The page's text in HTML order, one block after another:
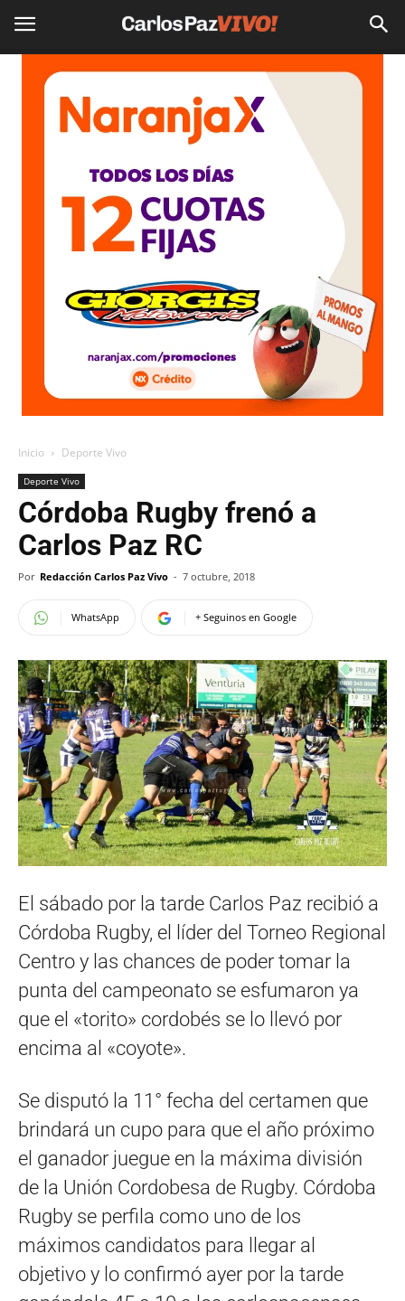
Inicio Deporte Vivo
Deporte Vivo
Córdoba Rugby frenó a
Carlos Paz RC
Por Redacción Carlos Paz Vivo - 7 octubre, 2018
WhatsApp + Seguinos en Google
El sábado por la tarde Carlos Paz recibió a
Córdoba Rugby, el líder del Torneo Regional
Centro y las chances de poder tomar la
punta del campeonato se esfumaron ya
que el «torito» cordobés se lo llevó por
encima al «coyote».
Se disputó la 11° fecha del certamen que
brindará un cupo para que el año próximo
el ganador juegue en la máxima división
de la Unión Cordobesa de Rugby. Córdoba
Rugby se perfila como uno de los
máximos candidatos para llegar al
objetivo y lo confirmó ayer por la tarde